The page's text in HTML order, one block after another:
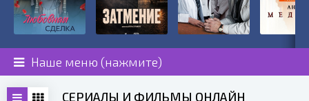
Наше меню (нажмите)
СЕРИАЛЫ И ФИЛЬМЫ ОНЛАЙН